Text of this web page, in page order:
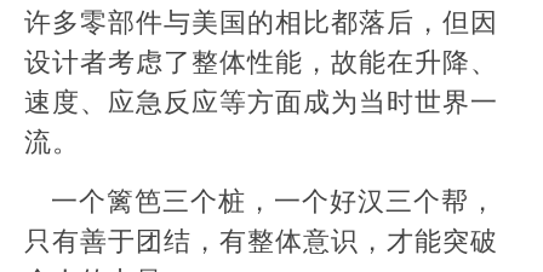
许多零部件与美国的相比都落后，但因
设计者考虑了整体性能，故能在升降、
速度、应急反应等方面成为当时世界一
流。
一个篱笆三个桩，一个好汉三个帮，
只有善于团结，有整体意识，才能突破